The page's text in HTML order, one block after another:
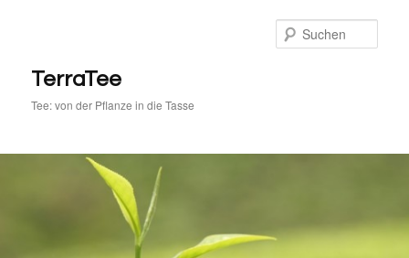
springen
TerraTee
Tee: von der Pflanze in die Tasse